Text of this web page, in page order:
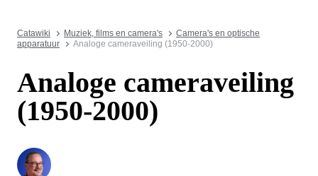
Catawiki Muziek, films en camera's
Camera's en optische
apparatuur
Analoge cameraveiling (1950-2000)
Analoge cameraveiling
(1950-2000)